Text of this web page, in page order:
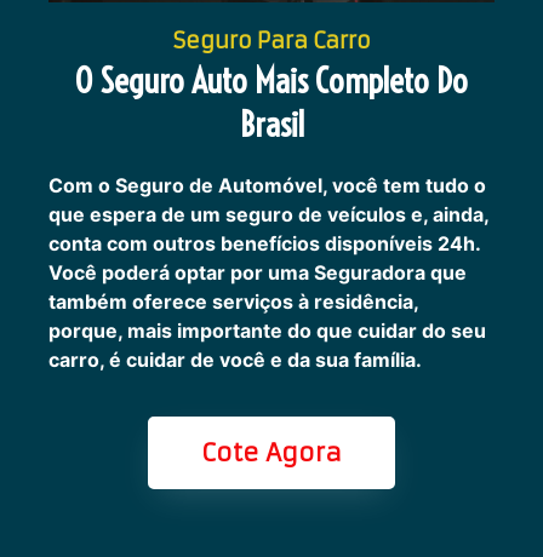
Seguro Para Carro
O Seguro Auto Mais Completo Do
Brasil
Com o Seguro de Automóvel, você tem tudo o
que espera de um seguro de veículos e, ainda,
conta com outros benefícios disponíveis 24h.
Você poderá optar por uma Seguradora que
também oferece serviços à residência,
porque, mais importante do que cuidar do seu
carro, é cuidar de você e da sua família.
Cote Agora